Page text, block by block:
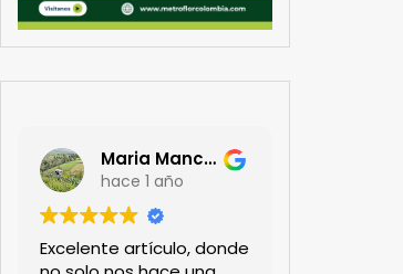
Maria Mancera
hace 1 año
Excelente artículo, donde